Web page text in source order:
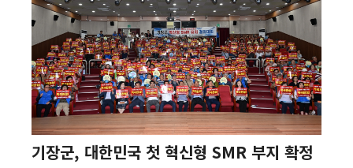
기장군, 대한민국 첫 혁신형 SMR 부지 확정